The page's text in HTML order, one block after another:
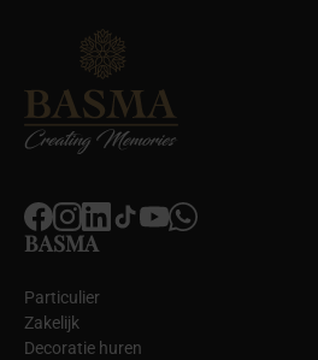
BASMA
Particulier
Zakelijk
Decoratie huren